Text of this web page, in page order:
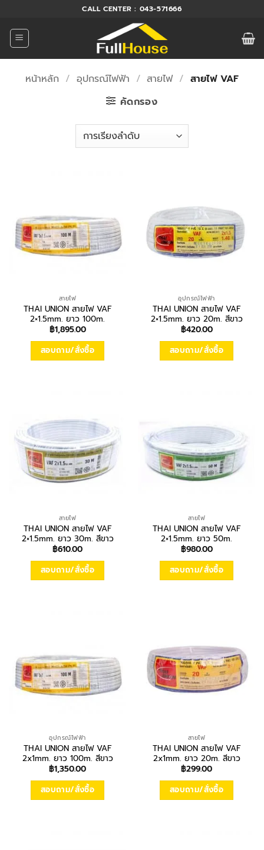
ยัง
เนื้อหา
CALL CENTER : 043-571666
หน้าหลัก / อุปกรณ์ไฟฟ้า / สายไฟ / สายไฟ VAF
คัดกรอง
สายไฟ
THAI UNION สายไฟ VAF
2×1.5mm. ยาว 100m.
฿1,895.00
สอบถาม/สั่งซื้อ
อุปกรณ์ไฟฟ้า
THAI UNION สายไฟ VAF
2×1.5mm. ยาว 20m. สีขาว
฿420.00
สอบถาม/สั่งซื้อ
สายไฟ
THAI UNION สายไฟ VAF
2×1.5mm. ยาว 30m. สีขาว
฿610.00
สอบถาม/สั่งซื้อ
สายไฟ
THAI UNION สายไฟ VAF
2×1.5mm. ยาว 50m.
฿980.00
สอบถาม/สั่งซื้อ
อุปกรณ์ไฟฟ้า
THAI UNION สายไฟ VAF
2x1mm. ยาว 100m. สีขาว
฿1,350.00
สอบถาม/สั่งซื้อ
สายไฟ
THAI UNION สายไฟ VAF
2x1mm. ยาว 20m. สีขาว
฿299.00
สอบถาม/สั่งซื้อ